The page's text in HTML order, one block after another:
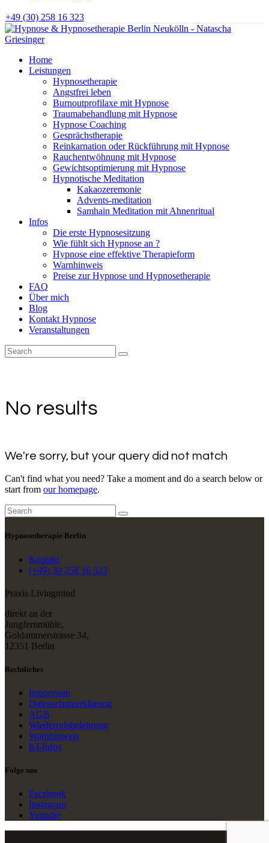
+49 (30) 258 16 323
Home
Leistungen
Hypnosetherapie
Angstfrei leben
Burnoutprofilaxe mit Hypnose
Traumabehandlung mit Hypnose
Hypnose Coaching
Gesprächstherapie
Reinkarnation oder Rückführung mit Hypnose
Rauchentwöhnung mit Hypnose
Gewichtsoptimierung mit Hypnose
Hypnotische Meditation
Kakaozeremonie
Advents-meditation
Samhain Meditation mit Ahnenritual
Infos
Die erste Hypnosesitzung
Wie fühlt sich Hypnose an ?
Hypnose eine effektive Therapieform
Warnhinweis
Preise zur Hypnose und Hypnosetherapie
FAQ
Über mich
Blog
Kontakt Hypnose
Veranstaltungen
No results
We're sorry, but your query did not match
Can't find what you need? Take a moment and do a search below or
start from our homepage.
Hypnosetherapie Berlin
Kontakt
(+49) 30 258 16 323
Praxis Livingmind
direkt an der
Jungfernmühle,
Goldammerstrasse 34,
12351 Berlin
Rechtliches
Impressum
Datenschutzerklärung
AGB
Wiederrufsbelehrung
Warnhinweis
KI-Infos
Folge uns
Facebook
Instagram
Youtube